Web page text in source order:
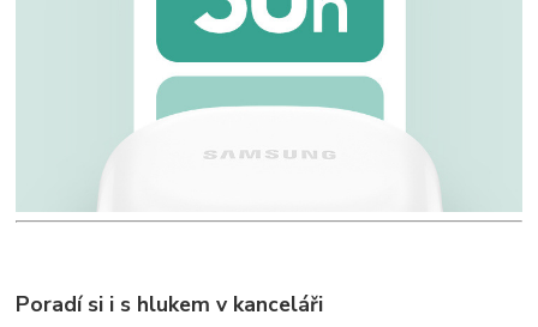
Poradí si i s hlukem v kanceláři